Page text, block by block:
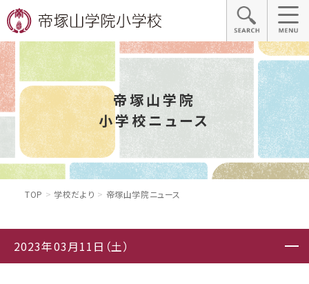
帝塚山学院
小学校ニュース
TOP 学校だより 帝塚山学院ニュース
2023年03月11日（土）